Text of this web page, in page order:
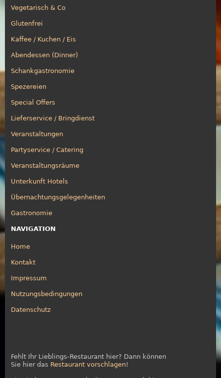
Vegetarisch & Co
Glutenfrei
Kaffee / Kuchen / Eis
Abendessen (Dinner)
Schankgastronomie
Spezereien
Special Offers
Lieferservice / Bringdienst
Veranstaltungen
Partyservice / Catering
Veranstaltungsräume
Unterkunft Hotels
Übernachtungsgelegenheiten
Gastronomie
NAVIGATION
Home
Kontakt
Impressum
Nutzungsbedingungen
Datenschutz
Fehlt Ihr Lieblings-Restaurant hier? Dann können
Sie hier das Restaurant vorschlagen!